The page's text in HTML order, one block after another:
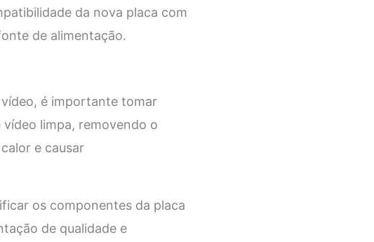
da nova placa com
de alimentação.
é importante tomar
limpa, removendo o
e causar
os componentes da placa
de qualidade e